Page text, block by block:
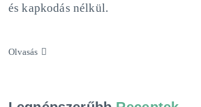
és kapkodás nélkül.
Olvasás